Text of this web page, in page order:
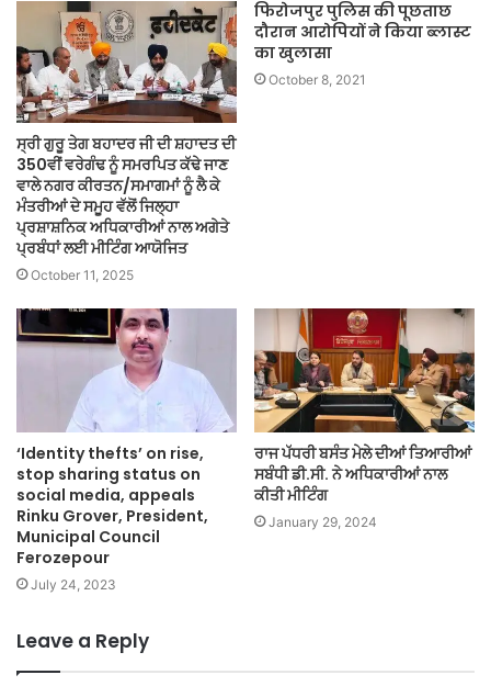
ਸ੍ਰੀ ਗੁਰੂ ਤੇਗ ਬਹਾਦਰ ਜੀ ਦੀ ਸ਼ਹਾਦਤ ਦੀ
350ਵੀਂ ਵਰੇਗੰਢ ਨੂੰ ਸਮਰਪਿਤ ਕੱਢੇ ਜਾਣ
ਵਾਲੇ ਨਗਰ ਕੀਰਤਨ/ਸਮਾਗਮਾਂ ਨੂੰ ਲੈ ਕੇ
ਮੰਤਰੀਆਂ ਦੇ ਸਮੂਹ ਵੱਲੋਂ ਜਿਲ੍ਹਾ
ਪ੍ਰਸ਼ਾਸ਼ਨਿਕ ਅਧਿਕਾਰੀਆਂ ਨਾਲ ਅਗੇਤੇ
ਪ੍ਰਬੰਧਾਂ ਲਈ ਮੀਟਿੰਗ ਆਯੋਜਿਤ
October 11, 2025
फिरोजपुर पुलिस की पूछताछ
दौरान आरोपियों ने किया ब्लास्ट
का खुलासा
October 8, 2021
‘Identity thefts’ on rise,
stop sharing status on
social media, appeals
Rinku Grover, President,
Municipal Council
Ferozepour
July 24, 2023
ਰਾਜ ਪੱਧਰੀ ਬਸੰਤ ਮੇਲੇ ਦੀਆਂ ਤਿਆਰੀਆਂ
ਸਬੰਧੀ ਡੀ.ਸੀ. ਨੇ ਅਧਿਕਾਰੀਆਂ ਨਾਲ
ਕੀਤੀ ਮੀਟਿੰਗ
January 29, 2024
Leave a Reply